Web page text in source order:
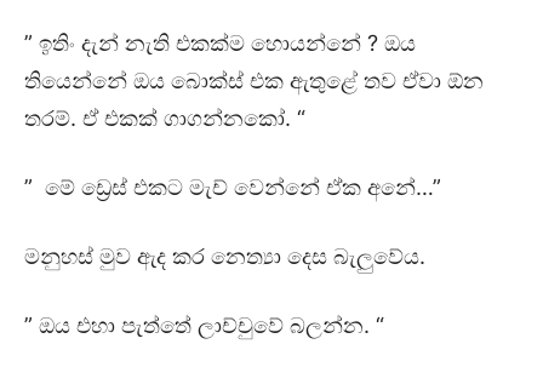
” ඉතිං දැන් නැති එකක්ම හොයන්නේ ? ඔය
තියෙන්නේ ඔය බොක්ස් එක ඇතුළේ තව ඒවා ඕන
තරම්. ඒ එකක් ගාගන්නකෝ. “
” මේ ඩ්‍රෙස් එකට මැච් වෙන්නේ ඒක අනේ…”
මනුහස් මුව ඇද කර නෙත්‍යා දෙස බැලුවේය.
” ඔය එහා පැත්තේ ලාච්චුවේ බලන්න. “